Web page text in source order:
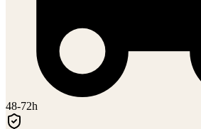
48-72h